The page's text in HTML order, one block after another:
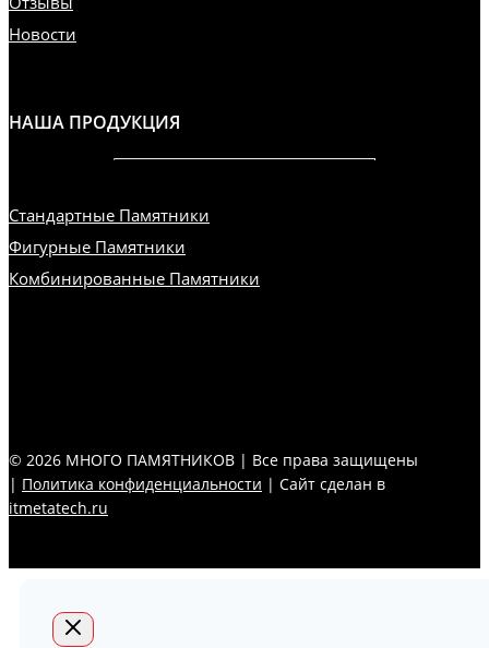
Новости
НАША ПРОДУКЦИЯ
Стандартные Памятники
Фигурные Памятники
Комбинированные Памятники
© 2026 МНОГО ПАМЯТНИКОВ | Все права защищены
| Политика конфиденциальности | Сайт сделан в
itmetatech.ru